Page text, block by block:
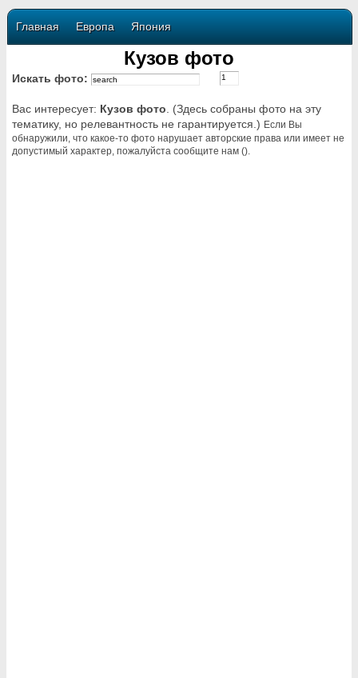
Главная Европа Япония
Кузов фото
Искать фото:
Вас интересует: Кузов фото . (Здесь собраны фото на эту
тематику, но релевантность не гарантируется.) Если Вы
обнаружили, что какое-то фото нарушает авторские права или имеет не
допустимый характер, пожалуйста сообщите нам ().